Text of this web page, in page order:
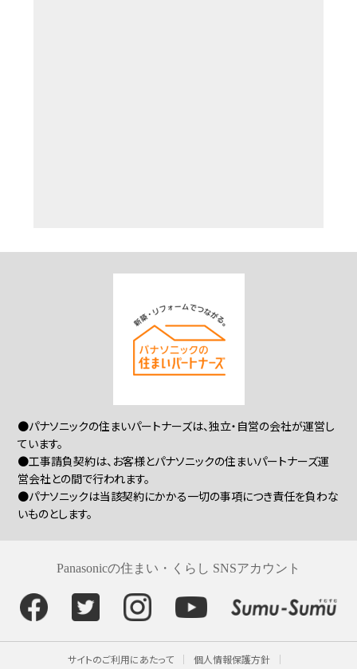
●パナソニックの住まいパートナーズは、独立・自営の会社が運営し
ています。
●工事請負契約は、お客様とパナソニックの住まいパートナーズ運
営会社との間で行われます。
●パナソニックは当該契約にかかる一切の事項につき責任を負わな
いものとします。
Panasonicの住まい・くらし SNSアカウント
サイトのご利用にあたって 個人情報保護方針